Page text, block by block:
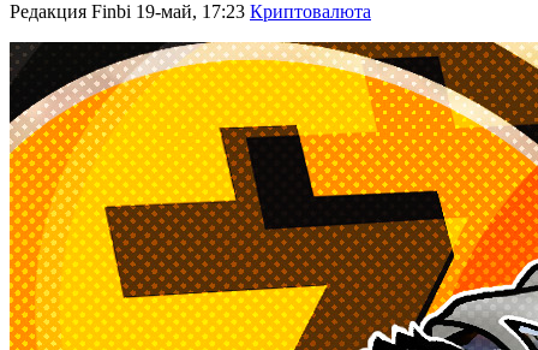
Редакция Finbi 19-май, 17:23 Криптовалюта